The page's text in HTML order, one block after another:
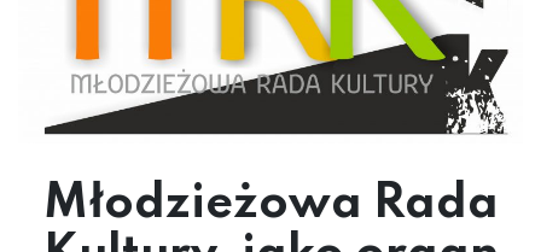
Młodzieżowa Rada